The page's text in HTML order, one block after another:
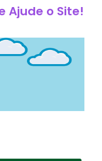
Ajude o Site!